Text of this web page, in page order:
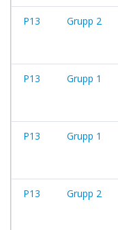
P13 Grupp 2
P13 Grupp 1
P13 Grupp 1
P13 Grupp 2